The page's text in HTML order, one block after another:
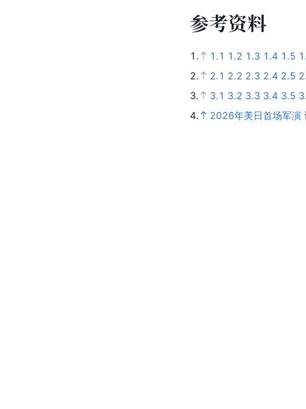
参考资料
1. 1.1 1.2 1.3 1.4 1.5
2.
2.1 2.2 2.3 2.4 2.5
3.
3.1 3.2 3.3 3.4 3.5
4.
2026年美日首场军演